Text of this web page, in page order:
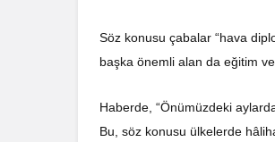
Söz konusu çabalar “hava
başka önemli alan da eğitim
Haberde, “Önümüzdeki
Bu, söz konusu ülkelerde